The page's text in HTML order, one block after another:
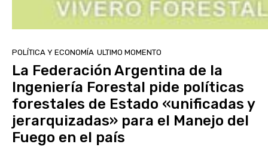
POLÍTICA Y ECONOMÍA ULTIMO MOMENTO
La Federación Argentina de la
Ingeniería Forestal pide políticas
forestales de Estado «unificadas y
jerarquizadas» para el Manejo del
Fuego en el país